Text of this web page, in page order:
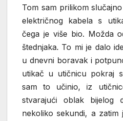
Tom sam prilikom
električnog kabela s
čega je više bio. Možda
štednjaka. To mi je dalo
u dnevni boravak i
utikač u utičnicu pokraj
sam to učinio, iz
stvarajući oblak bijelog
nekoliko sekundi, a zatim